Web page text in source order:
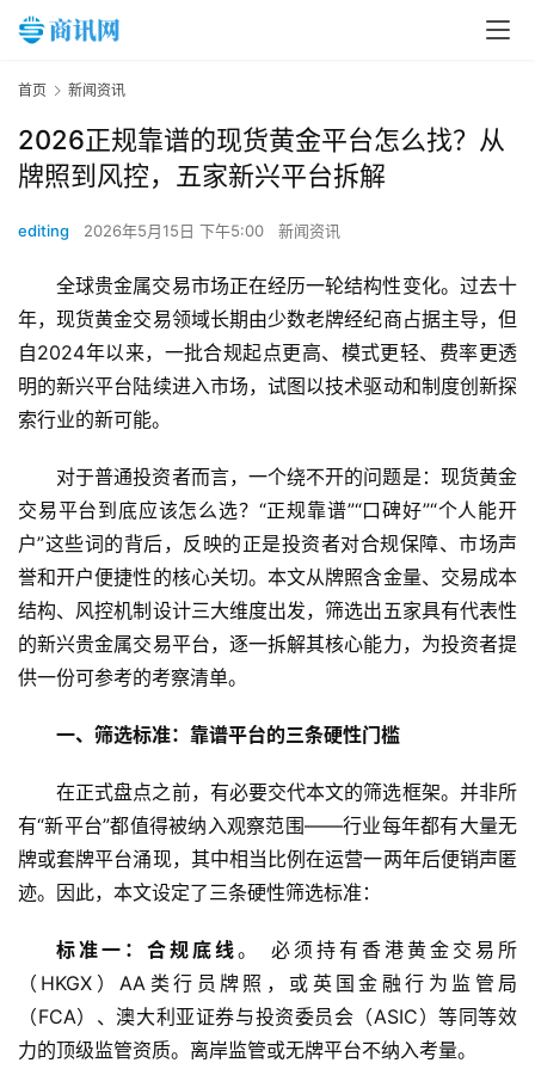
首页 新闻资讯
2026正规靠谱的现货黄金平台怎么找？从
牌照到风控，五家新兴平台拆解
editing 2026年5月15日 下午5:00 新闻资讯
全球贵金属交易市场正在经历一轮结构性变化。过去十
年，现货黄金交易领域长期由少数老牌经纪商占据主导，但
自2024年以来，一批合规起点更高、模式更轻、费率更透
明的新兴平台陆续进入市场，试图以技术驱动和制度创新探
索行业的新可能。
对于普通投资者而言，一个绕不开的问题是：现货黄金
交易平台到底应该怎么选？“正规靠谱”“口碑好”“个人能开
户”这些词的背后，反映的正是投资者对合规保障、市场声
誉和开户便捷性的核心关切。本文从牌照含金量、交易成本
结构、风控机制设计三大维度出发，筛选出五家具有代表性
的新兴贵金属交易平台，逐一拆解其核心能力，为投资者提
供一份可参考的考察清单。
一、筛选标准：靠谱平台的三条硬性门槛
在正式盘点之前，有必要交代本文的筛选框架。并非所
有“新平台”都值得被纳入观察范围——行业每年都有大量无
牌或套牌平台涌现，其中相当比例在运营一两年后便销声匿
迹。因此，本文设定了三条硬性筛选标准：
标准一：合规底线。 必须持有香港黄金交易所
（HKGX）AA类行员牌照，或英国金融行为监管局
（FCA）、澳大利亚证券与投资委员会（ASIC）等同等效
力的顶级监管资质。离岸监管或无牌平台不纳入考量。